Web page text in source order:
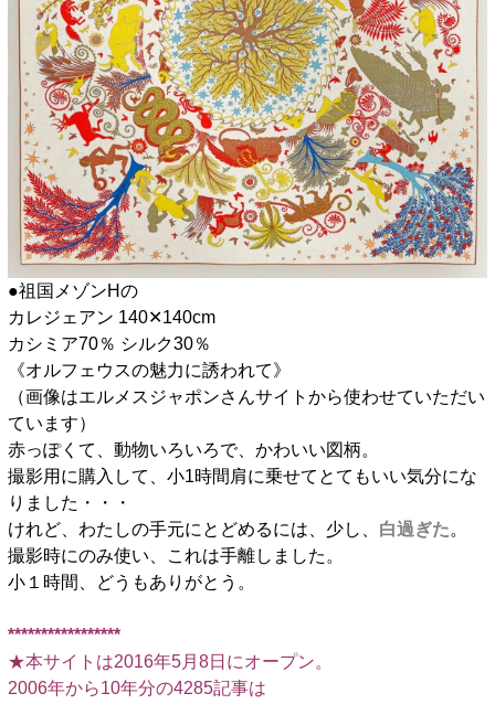
●祖国メゾンHの
カレジェアン 140✕140cm
カシミア70％ シルク30％
《オルフェウスの魅力に誘われて》
（画像はエルメスジャポンさんサイトから使わせていただい
ています）
赤っぽくて、動物いろいろで、かわいい図柄。
撮影用に購入して、小1時間肩に乗せてとてもいい気分にな
りました・・・
けれど、わたしの手元にとどめるには、少し、 白過ぎた。
撮影時にのみ使い、これは手離しました。
小１時間、どうもありがとう。
*****************
★本サイトは2016年5月8日にオープン。
2006年から10年分の4285記事は